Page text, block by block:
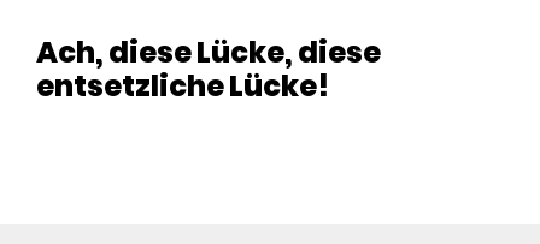
Ach, diese Lücke, diese
entsetzliche Lücke!